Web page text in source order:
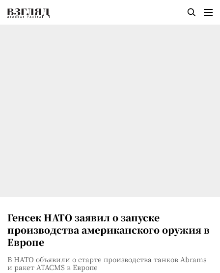
Генсек НАТО заявил о запуске
производства американского оружия в
Европе
В НАТО объявили о старте производства танков Abrams
и ракет ATACMS в Европе